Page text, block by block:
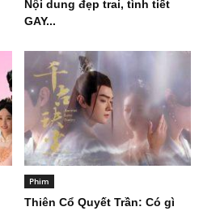
Nội dung đẹp trai, tình tiết
GAY...
Phim
Thiên Cổ Quyết Trần: Có gì